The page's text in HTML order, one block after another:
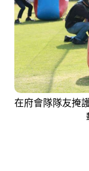
在府會隊隊友掩